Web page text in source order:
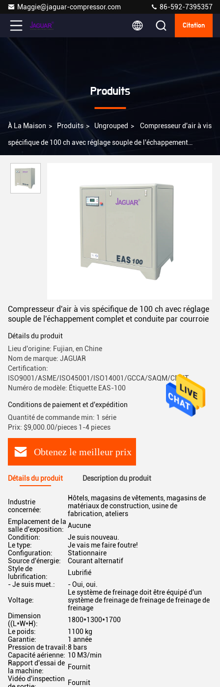
Maggie@jaguar-compressor.com 86-592-7395357
Citation
Produits
À La Maison > Produits > Ungrouped > Compresseur d'air à vis
spécifique de 100 ch avec réglage souple de l'échappement
Compresseur d'air à vis spécifique de 100 ch avec réglage
souple de l'échappement complet et conduite par courroie
Détails du produit
Lieu d'origine: Fujian, en Chine
Nom de marque: JAGUAR
Certification:
ISO9001/ASME/ISO45001/ISO14001/GCCA/SAQM/CMIIT
Numéro de modèle: Étiquette EAS-100
Conditions de paiement et d'expédition
Quantité de commande min: 1 série
Prix: $9,000.00/pieces 1-4 pieces
Obtenez le meilleur prix
Détails du produit Description du produit
Industrie
concernée:
Hôtels, magasins de vêtements, magasins de
matériaux de construction, usine de
fabrication, ateliers
Emplacement de la
salle d'exposition: Aucune
Condition:
Je suis nouveau.
Le type:
Je vais me faire foutre!
Configuration:
Stationnaire
Source d'énergie:
Courant alternatif
Style de
lubrification:
Lubrifié
- Je suis muet.:
- Oui, oui.
Voltage:
Le système de freinage doit être équipé d'un
système de freinage de freinage de freinage de
freinage
Dimension
((L*W*H):
1800*1300*1700
Le poids:
1100 kg
Garantie:
1 année
Pression de travail:8 bars
Capacité aérienne: 10 M3/min
Rapport d'essai de
la machine:
Fournit
Vidéo d'inspection Fournit